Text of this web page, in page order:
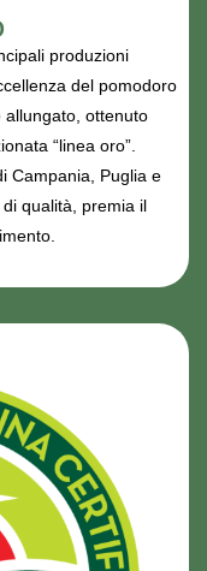
produzioni
del pomodoro
allungato, ottenuto
“linea oro”.
Campania, Puglia e
qualità, premia il